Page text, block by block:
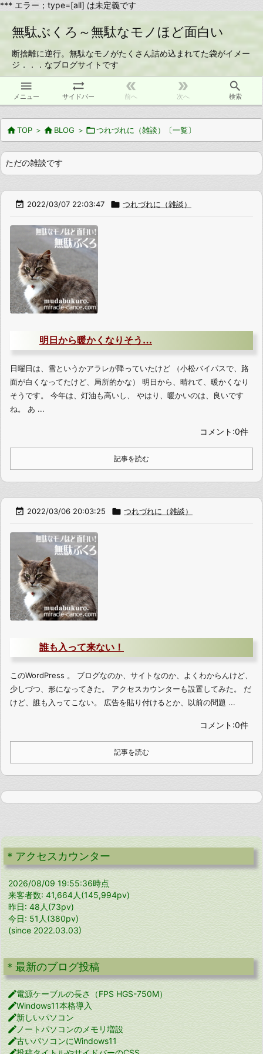
*** エラー；type=[all] は未定義です
無駄ぶくろ～無駄なモノほど面白い
断捨離に逆行。無駄なモノがたくさん詰め込まれてた袋がイメー
ジ．．．なブログサイトです

メニュー

サイドバー

前へ

次へ

検索
TOP ＞BLOG ＞つれづれに（雑談）〔一覧〕
ただの雑談です
 2022/03/07 22:03:47  つれづれに（雑談）
明日から暖かくなりそう…
日曜日は、雪というかアラレが降っていたけど （小松バイパスで、路
面が白くなってたけど、局所的かな） 明日から、晴れて、暖かくなり
そうです。 今年は、灯油も高いし、 やはり、暖かいのは、良いです
ね。 あ ...
コメント:0件
記事を読む
 2022/03/06 20:03:25  つれづれに（雑談）
誰も入って来ない！
このWordPress 。 ブログなのか、サイトなのか、よくわからんけど、
少しづつ、形になってきた。 アクセスカウンターも設置してみた。 だ
けど、誰も入ってこない。 広告を貼り付けるとか、以前の問題 ...
コメント:0件
記事を読む
＊アクセスカウンター
2026/08/09 19:55:36時点
来客者数: 41,664人(145,994pv)
昨日: 48人(73pv)
今日: 51人(380pv)
(since 2022.03.03)
＊最新のブログ投稿
電源ケーブルの長さ（FPS HGS-750M）
Windows11本格導入
新しいパソコン
 ノートパソコンのメモリ増設
古いパソコンにWindows11